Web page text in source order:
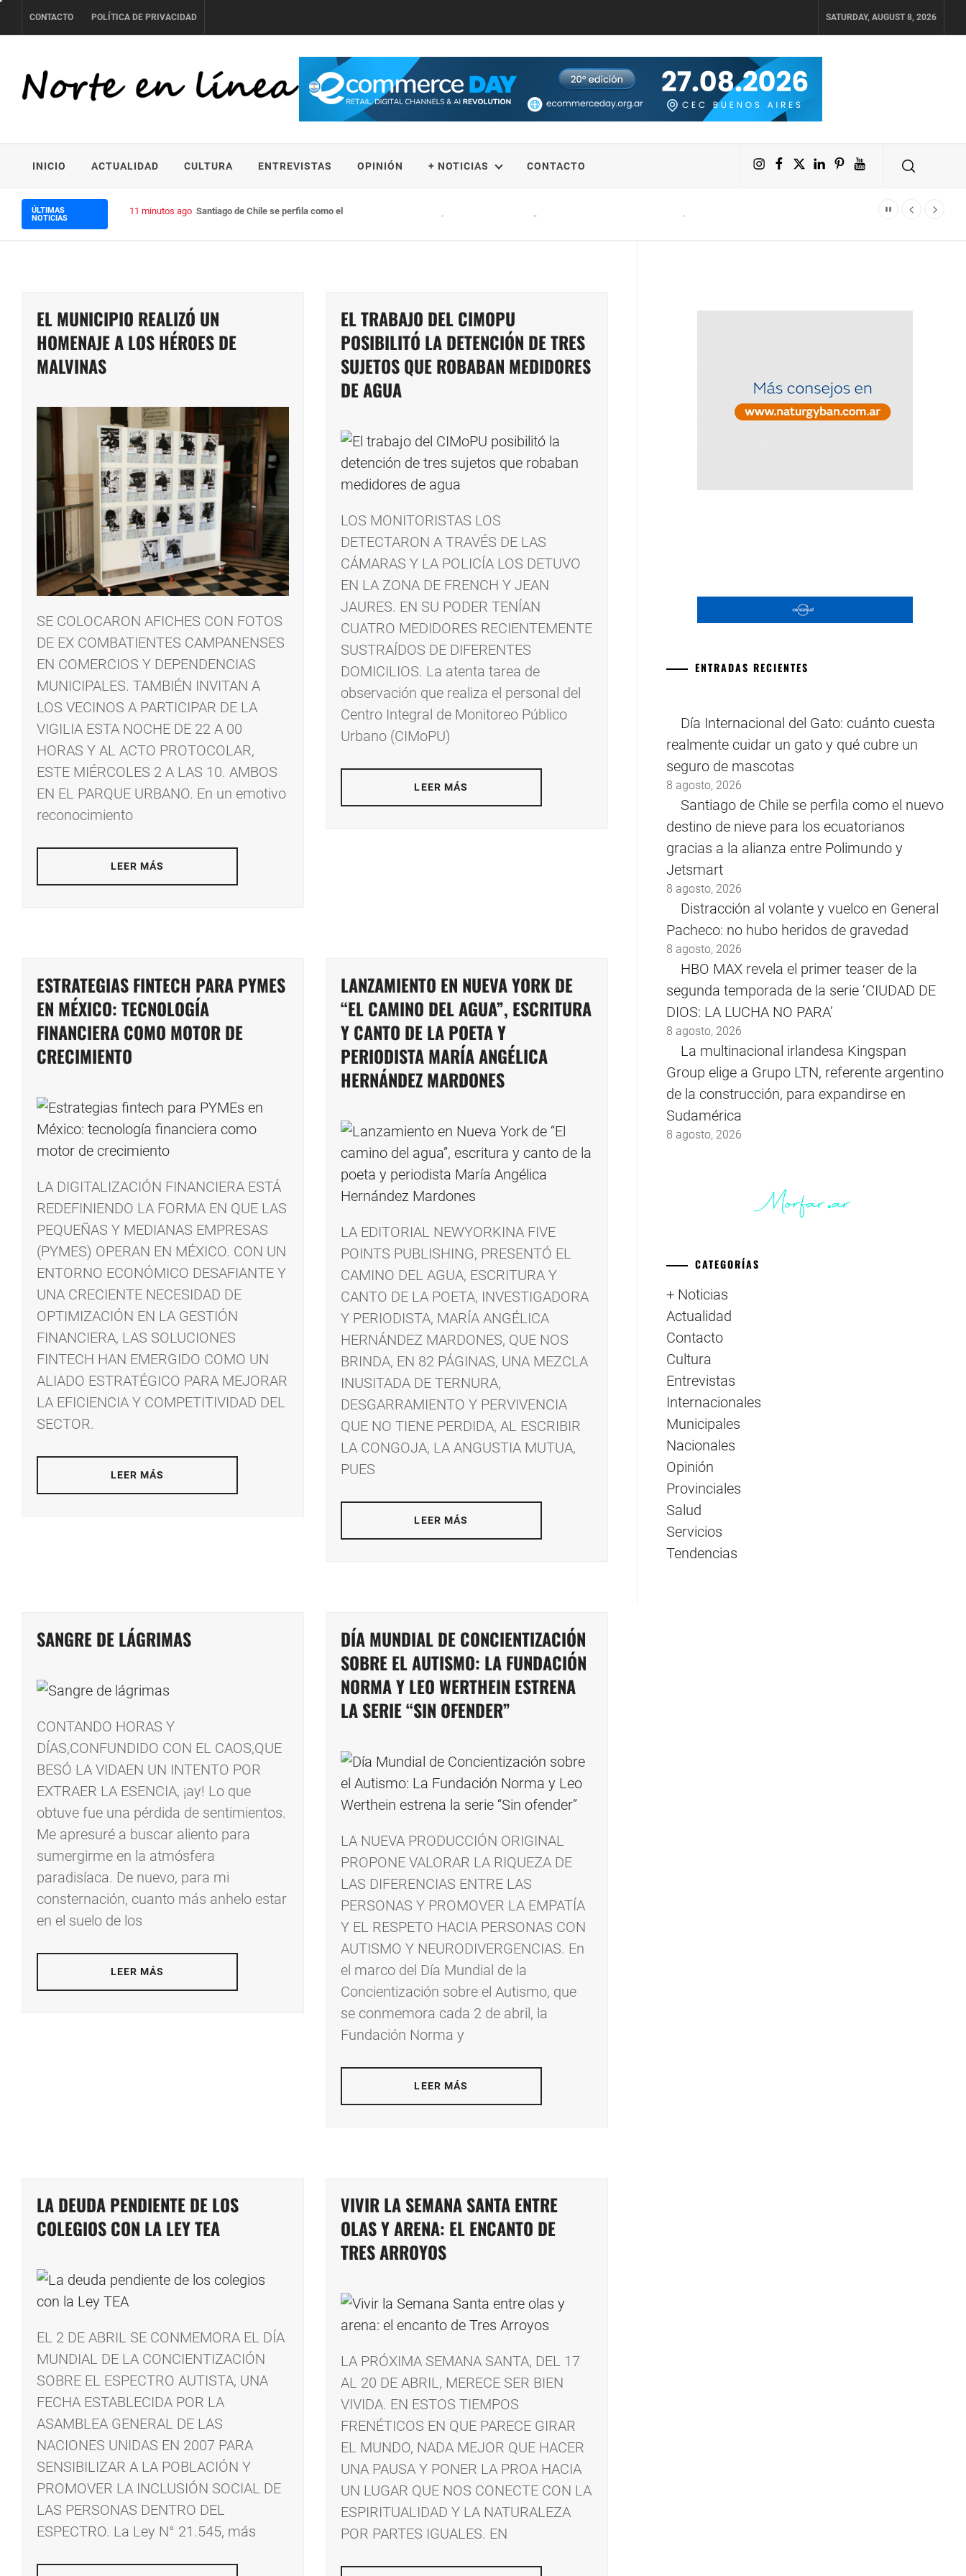
to
CONTACTO POLÍTICA DE PRIVACIDAD SATURDAY, AUGUST 8, 2026
INICIO ACTUALIDAD CULTURA ENTREVISTAS OPINIÓN + NOTICIAS CONTACTO Instagram
Facebook
X LinkedIn
PinterestYouTube
ÚLTIMAS
NOTICIAS
11 minutos ago Santiago de Chile se perfila como el nuevo destino de nieve para los ecuatorianos gracias a la alianza entre Polimundo y Jetsmart
EL MUNICIPIO REALIZÓ UN
HOMENAJE A LOS HÉROES DE
MALVINAS
SE COLOCARON AFICHES CON FOTOS
DE EX COMBATIENTES CAMPANENSES
EN COMERCIOS Y DEPENDENCIAS
MUNICIPALES. TAMBIÉN INVITAN A
LOS VECINOS A PARTICIPAR DE LA
VIGILIA ESTA NOCHE DE 22 A 00
HORAS Y AL ACTO PROTOCOLAR,
ESTE MIÉRCOLES 2 A LAS 10. AMBOS
EN EL PARQUE URBANO. En un emotivo
reconocimiento
LEER MÁS
EL TRABAJO DEL CIMOPU
POSIBILITÓ LA DETENCIÓN DE TRES
SUJETOS QUE ROBABAN MEDIDORES
DE AGUA
LOS MONITORISTAS LOS
DETECTARON A TRAVÉS DE LAS
CÁMARAS Y LA POLICÍA LOS DETUVO
EN LA ZONA DE FRENCH Y JEAN
JAURES. EN SU PODER TENÍAN
CUATRO MEDIDORES RECIENTEMENTE
SUSTRAÍDOS DE DIFERENTES
DOMICILIOS. La atenta tarea de
observación que realiza el personal del
Centro Integral de Monitoreo Público
Urbano (CIMoPU)
LEER MÁS
ESTRATEGIAS FINTECH PARA PYMES
EN MÉXICO: TECNOLOGÍA
FINANCIERA COMO MOTOR DE
CRECIMIENTO
LA DIGITALIZACIÓN FINANCIERA ESTÁ
REDEFINIENDO LA FORMA EN QUE LAS
PEQUEÑAS Y MEDIANAS EMPRESAS
(PYMES) OPERAN EN MÉXICO. CON UN
ENTORNO ECONÓMICO DESAFIANTE Y
UNA CRECIENTE NECESIDAD DE
OPTIMIZACIÓN EN LA GESTIÓN
FINANCIERA, LAS SOLUCIONES
FINTECH HAN EMERGIDO COMO UN
ALIADO ESTRATÉGICO PARA MEJORAR
LA EFICIENCIA Y COMPETITIVIDAD DEL
SECTOR.
LEER MÁS
LANZAMIENTO EN NUEVA YORK DE
“EL CAMINO DEL AGUA”, ESCRITURA
Y CANTO DE LA POETA Y
PERIODISTA MARÍA ANGÉLICA
HERNÁNDEZ MARDONES
LA EDITORIAL NEWYORKINA FIVE
POINTS PUBLISHING, PRESENTÓ EL
CAMINO DEL AGUA, ESCRITURA Y
CANTO DE LA POETA, INVESTIGADORA
Y PERIODISTA, MARÍA ANGÉLICA
HERNÁNDEZ MARDONES, QUE NOS
BRINDA, EN 82 PÁGINAS, UNA MEZCLA
INUSITADA DE TERNURA,
DESGARRAMIENTO Y PERVIVENCIA
QUE NO TIENE PERDIDA, AL ESCRIBIR
LA CONGOJA, LA ANGUSTIA MUTUA,
PUES
LEER MÁS
SANGRE DE LÁGRIMAS
CONTANDO HORAS Y
DÍAS,CONFUNDIDO CON EL CAOS,QUE
BESÓ LA VIDAEN UN INTENTO POR
EXTRAER LA ESENCIA, ¡ay! Lo que
obtuve fue una pérdida de sentimientos.
Me apresuré a buscar aliento para
sumergirme en la atmósfera
paradisíaca. De nuevo, para mi
consternación, cuanto más anhelo estar
en el suelo de los
LEER MÁS
DÍA MUNDIAL DE CONCIENTIZACIÓN
SOBRE EL AUTISMO: LA FUNDACIÓN
NORMA Y LEO WERTHEIN ESTRENA
LA SERIE “SIN OFENDER”
LA NUEVA PRODUCCIÓN ORIGINAL
PROPONE VALORAR LA RIQUEZA DE
LAS DIFERENCIAS ENTRE LAS
PERSONAS Y PROMOVER LA EMPATÍA
Y EL RESPETO HACIA PERSONAS CON
AUTISMO Y NEURODIVERGENCIAS. En
el marco del Día Mundial de la
Concientización sobre el Autismo, que
se conmemora cada 2 de abril, la
Fundación Norma y
LEER MÁS
LA DEUDA PENDIENTE DE LOS
COLEGIOS CON LA LEY TEA
EL 2 DE ABRIL SE CONMEMORA EL DÍA
MUNDIAL DE LA CONCIENTIZACIÓN
SOBRE EL ESPECTRO AUTISTA, UNA
FECHA ESTABLECIDA POR LA
ASAMBLEA GENERAL DE LAS
NACIONES UNIDAS EN 2007 PARA
SENSIBILIZAR A LA POBLACIÓN Y
PROMOVER LA INCLUSIÓN SOCIAL DE
LAS PERSONAS DENTRO DEL
ESPECTRO. La Ley N° 21.545, más
VIVIR LA SEMANA SANTA ENTRE
OLAS Y ARENA: EL ENCANTO DE
TRES ARROYOS
LA PRÓXIMA SEMANA SANTA, DEL 17
AL 20 DE ABRIL, MERECE SER BIEN
VIVIDA. EN ESTOS TIEMPOS
FRENÉTICOS EN QUE PARECE GIRAR
EL MUNDO, NADA MEJOR QUE HACER
UNA PAUSA Y PONER LA PROA HACIA
UN LUGAR QUE NOS CONECTE CON LA
ESPIRITUALIDAD Y LA NATURALEZA
POR PARTES IGUALES. EN
ENTRADAS RECIENTES
Día Internacional del Gato: cuánto cuesta
realmente cuidar un gato y qué cubre un
seguro de mascotas
8 agosto, 2026
Santiago de Chile se perfila como el nuevo
destino de nieve para los ecuatorianos
gracias a la alianza entre Polimundo y
Jetsmart
8 agosto, 2026
Distracción al volante y vuelco en General
Pacheco: no hubo heridos de gravedad
8 agosto, 2026
HBO MAX revela el primer teaser de la
segunda temporada de la serie ‘CIUDAD DE
DIOS: LA LUCHA NO PARA’
8 agosto, 2026
La multinacional irlandesa Kingspan
Group elige a Grupo LTN, referente argentino
de la construcción, para expandirse en
Sudamérica
8 agosto, 2026
CATEGORÍAS
+ Noticias
Actualidad
Contacto
Cultura
Entrevistas
Internacionales
Municipales
Nacionales
Opinión
Provinciales
Salud
Servicios
Tendencias